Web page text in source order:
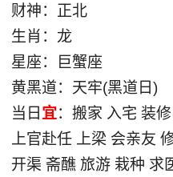
财神：正北
生肖：龙
星座：巨蟹座
黄黑道：天牢(黑道日)
当日 宜：搬家 入宅 装
上官赴任 上梁 会亲友
开渠 斋醮 旅游 栽种 求